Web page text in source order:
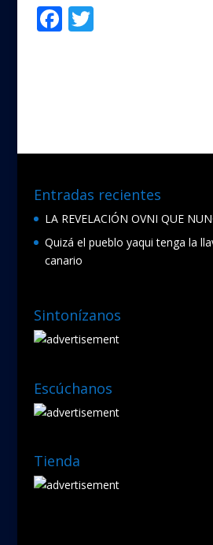
F
o
T
Entradas recientes
LA REVELACIÓN OVNI QUE
Quizá el pueblo yaqui tenga la
canario
Sintonízanos
Escúchanos
Tienda